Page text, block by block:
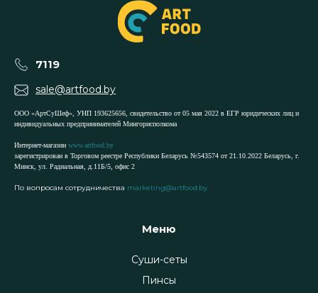
7119
sale@artfood.by
ООО «АртСуШеф», УНП 193625656, свидетельство от 05 мая 2022 в ЕГР юридических лиц и
индивидуальных предпринимателей Мингорисполкома
Интернет-магазин www.artfood.by
зарегистрирован в Торговом реестре Республики Беларусь №543574 от 21.10.2022 Беларусь, г.
Минск, ул. Радиальная, д.11Б/5, офис 2
По вопросам сотрудничества marketing@artfood.by
Меню
Суши-сеты
Пинсы